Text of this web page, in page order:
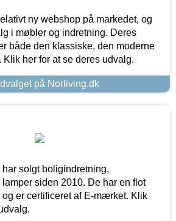
ny webshop på markedet, og
i møbler og indretning. Deres
både den klassiske, den moderne
her for at se deres udvalg.
på Norliving.dk
solgt boligindretning,
siden 2010. De har en flot
og er certificeret af E-mærket. Klik